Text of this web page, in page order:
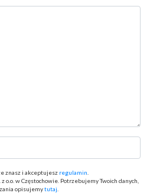
znasz i akceptujesz regulamin
w Częstochowie. Potrzebujemy Twoich danych,
opisujemytutaj